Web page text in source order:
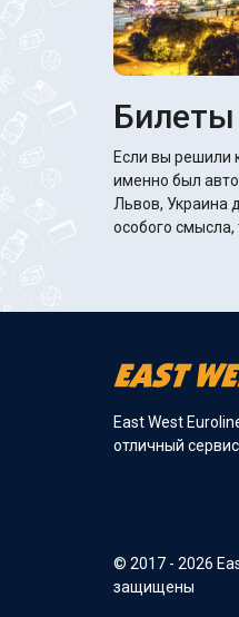
Билеты
Если вы решили
именно был
Львов, Украина
особого
East West
отличный
© 2017 - 2026
защищены